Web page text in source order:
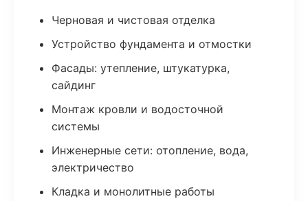
Черновая и чистовая отделка
Устройство фундамента и отмостки
Фасады: утепление, штукатурка,
сайдинг
Монтаж кровли и водосточной
системы
Инженерные сети: отопление, вода,
электричество
Кладка и монолитные работы